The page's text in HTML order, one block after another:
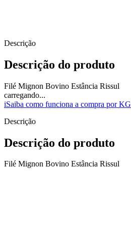
Descrição
Descrição do produto
Filé Mignon Bovino Estância Rissul
carregando...
iSaiba como funciona a compra por KG
Descrição
Descrição do produto
Filé Mignon Bovino Estância Rissul